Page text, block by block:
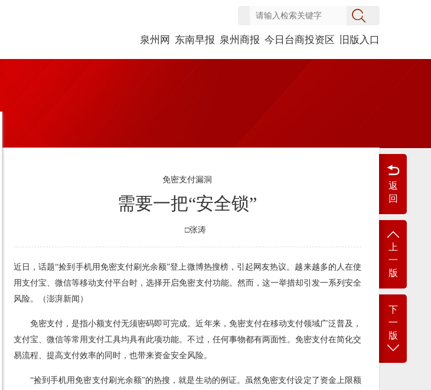
泉州网 东南早报 泉州商报 今日台商投资区 旧版入口
返
回
上
一
版
下
一
版
免密支付漏洞
需要一把“安全锁”
□张涛
近日，话题“捡到手机用免密支付刷光余额”登上微博热搜榜，引起网友热议。越来越多的人在使
用支付宝、微信等移动支付平台时，选择开启免密支付功能。然而，这一举措却引发一系列安全
风险。（澎湃新闻）
免密支付，是指小额支付无须密码即可完成。近年来，免密支付在移动支付领域广泛普及，
支付宝、微信等常用支付工具均具有此项功能。不过，任何事物都有两面性。免密支付在简化交
易流程、提高支付效率的同时，也带来资金安全风险。
“捡到手机用免密支付刷光余额”的热搜，就是生动的例证。虽然免密支付设定了资金上限额